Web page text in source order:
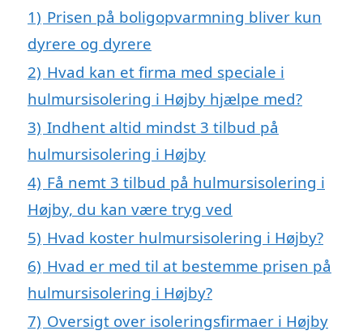
1) Prisen på boligopvarmning bliver kun
dyrere og dyrere
2) Hvad kan et firma med speciale i
hulmursisolering i Højby hjælpe med?
3) Indhent altid mindst 3 tilbud på
hulmursisolering i Højby
4) Få nemt 3 tilbud på hulmursisolering i
Højby, du kan være tryg ved
5) Hvad koster hulmursisolering i Højby?
6) Hvad er med til at bestemme prisen på
hulmursisolering i Højby?
7) Oversigt over isoleringsfirmaer i Højby